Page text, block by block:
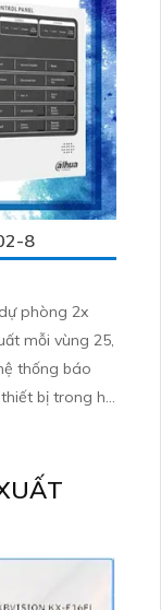
8
phòng 2x
mỗi vùng 25,
thống báo
bị trong hệ